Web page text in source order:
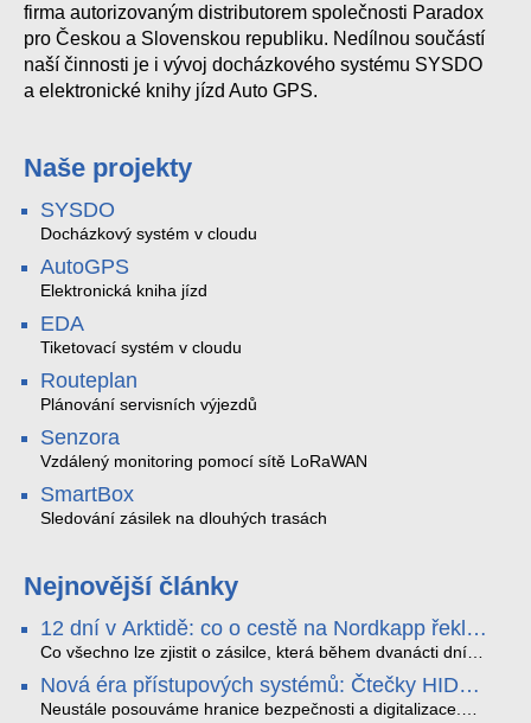
firma autorizovaným distributorem společnosti Paradox
pro Českou a Slovenskou republiku. Nedílnou součástí
naší činnosti je i vývoj docházkového systému SYSDO
a elektronické knihy jízd Auto GPS.
Naše projekty
SYSDO
Docházkový systém v cloudu
AutoGPS
Elektronická kniha jízd
EDA
Tiketovací systém v cloudu
Routeplan
Plánování servisních výjezdů
Senzora
Vzdálený monitoring pomocí sítě LoRaWAN
SmartBox
Sledování zásilek na dlouhých trasách
Nejnovější články
12 dní v Arktidě: co o cestě na Nordkapp řekla
data ze SMARTBOX 2 MAX
Co všechno lze zjistit o zásilce, která během dvanácti dní
projede Arktidou? SMARTBOX 2 MAX jsme vzali na trasu z
Tromsø přes Lofoty, Kirunu a finské Laponsko až na
Nordkapp. Bez jediného dobití, v mrazu až −13 °C a mimo
Nová éra přístupových systémů: Čtečky HID
Signo
Neustále posouváme hranice bezpečnosti a digitalizace.